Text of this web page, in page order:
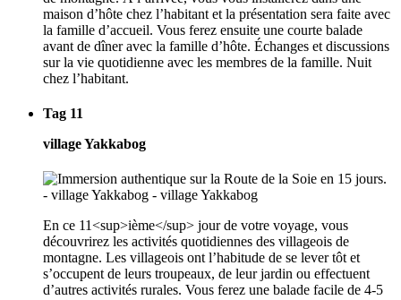
maison d’hôte chez l’habitant et la présentation sera faite avec
la famille d’accueil. Vous ferez ensuite une courte balade
avant de dîner avec la famille d’hôte. Échanges et discussions
sur la vie quotidienne avec les membres de la famille. Nuit
chez l’habitant.
Tag 11
village Yakkabog
En ce 11<sup>ième</sup> jour de votre voyage, vous
découvrirez les activités quotidiennes des villageois de
montagne. Les villageois ont l’habitude de se lever tôt et
s’occupent de leurs troupeaux, de leur jardin ou effectuent
d’autres activités rurales. Vous ferez une balade facile de 4-5